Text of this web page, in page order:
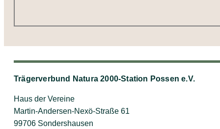
Trägerverbund Natura 2000-Station Possen e.V.
Haus der Vereine
Martin-Andersen-Nexö-Straße 61
99706 Sondershausen